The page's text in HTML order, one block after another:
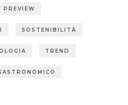
PREVIEW
SOSTENIBILITÀ
TREND